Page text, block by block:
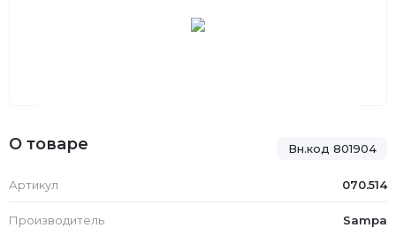
Вн.код 801904
О товаре
Артикул 070.514
Производитель Sampa